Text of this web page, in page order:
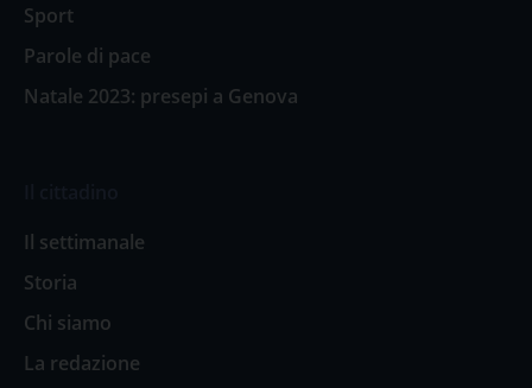
Sport
Parole di pace
Natale 2023: presepi a Genova
Il settimanale
Storia
Chi siamo
La redazione